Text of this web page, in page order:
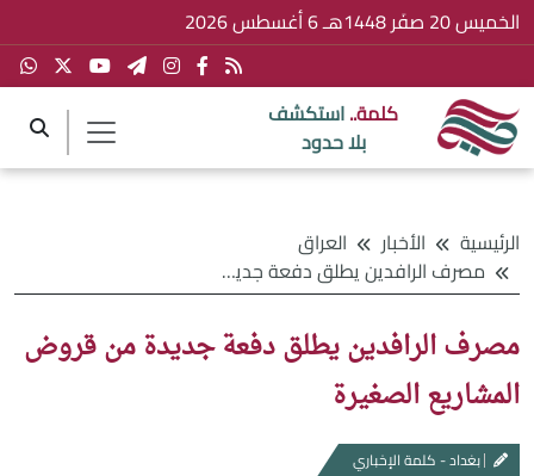
الخميس 20 صفَر 1448هـ 6 أغسطس 2026
كلمة..استكشف
بلا حدود
الرئيسية الأخبار
العراق
مصرف الرافدين يطلق دفعة جديدة من قروض المشاريع الصغيرة
مصرف الرافدين يطلق دفعة جديدة من قروض
المشاريع الصغيرة
بغداد - كلمة الإخباري